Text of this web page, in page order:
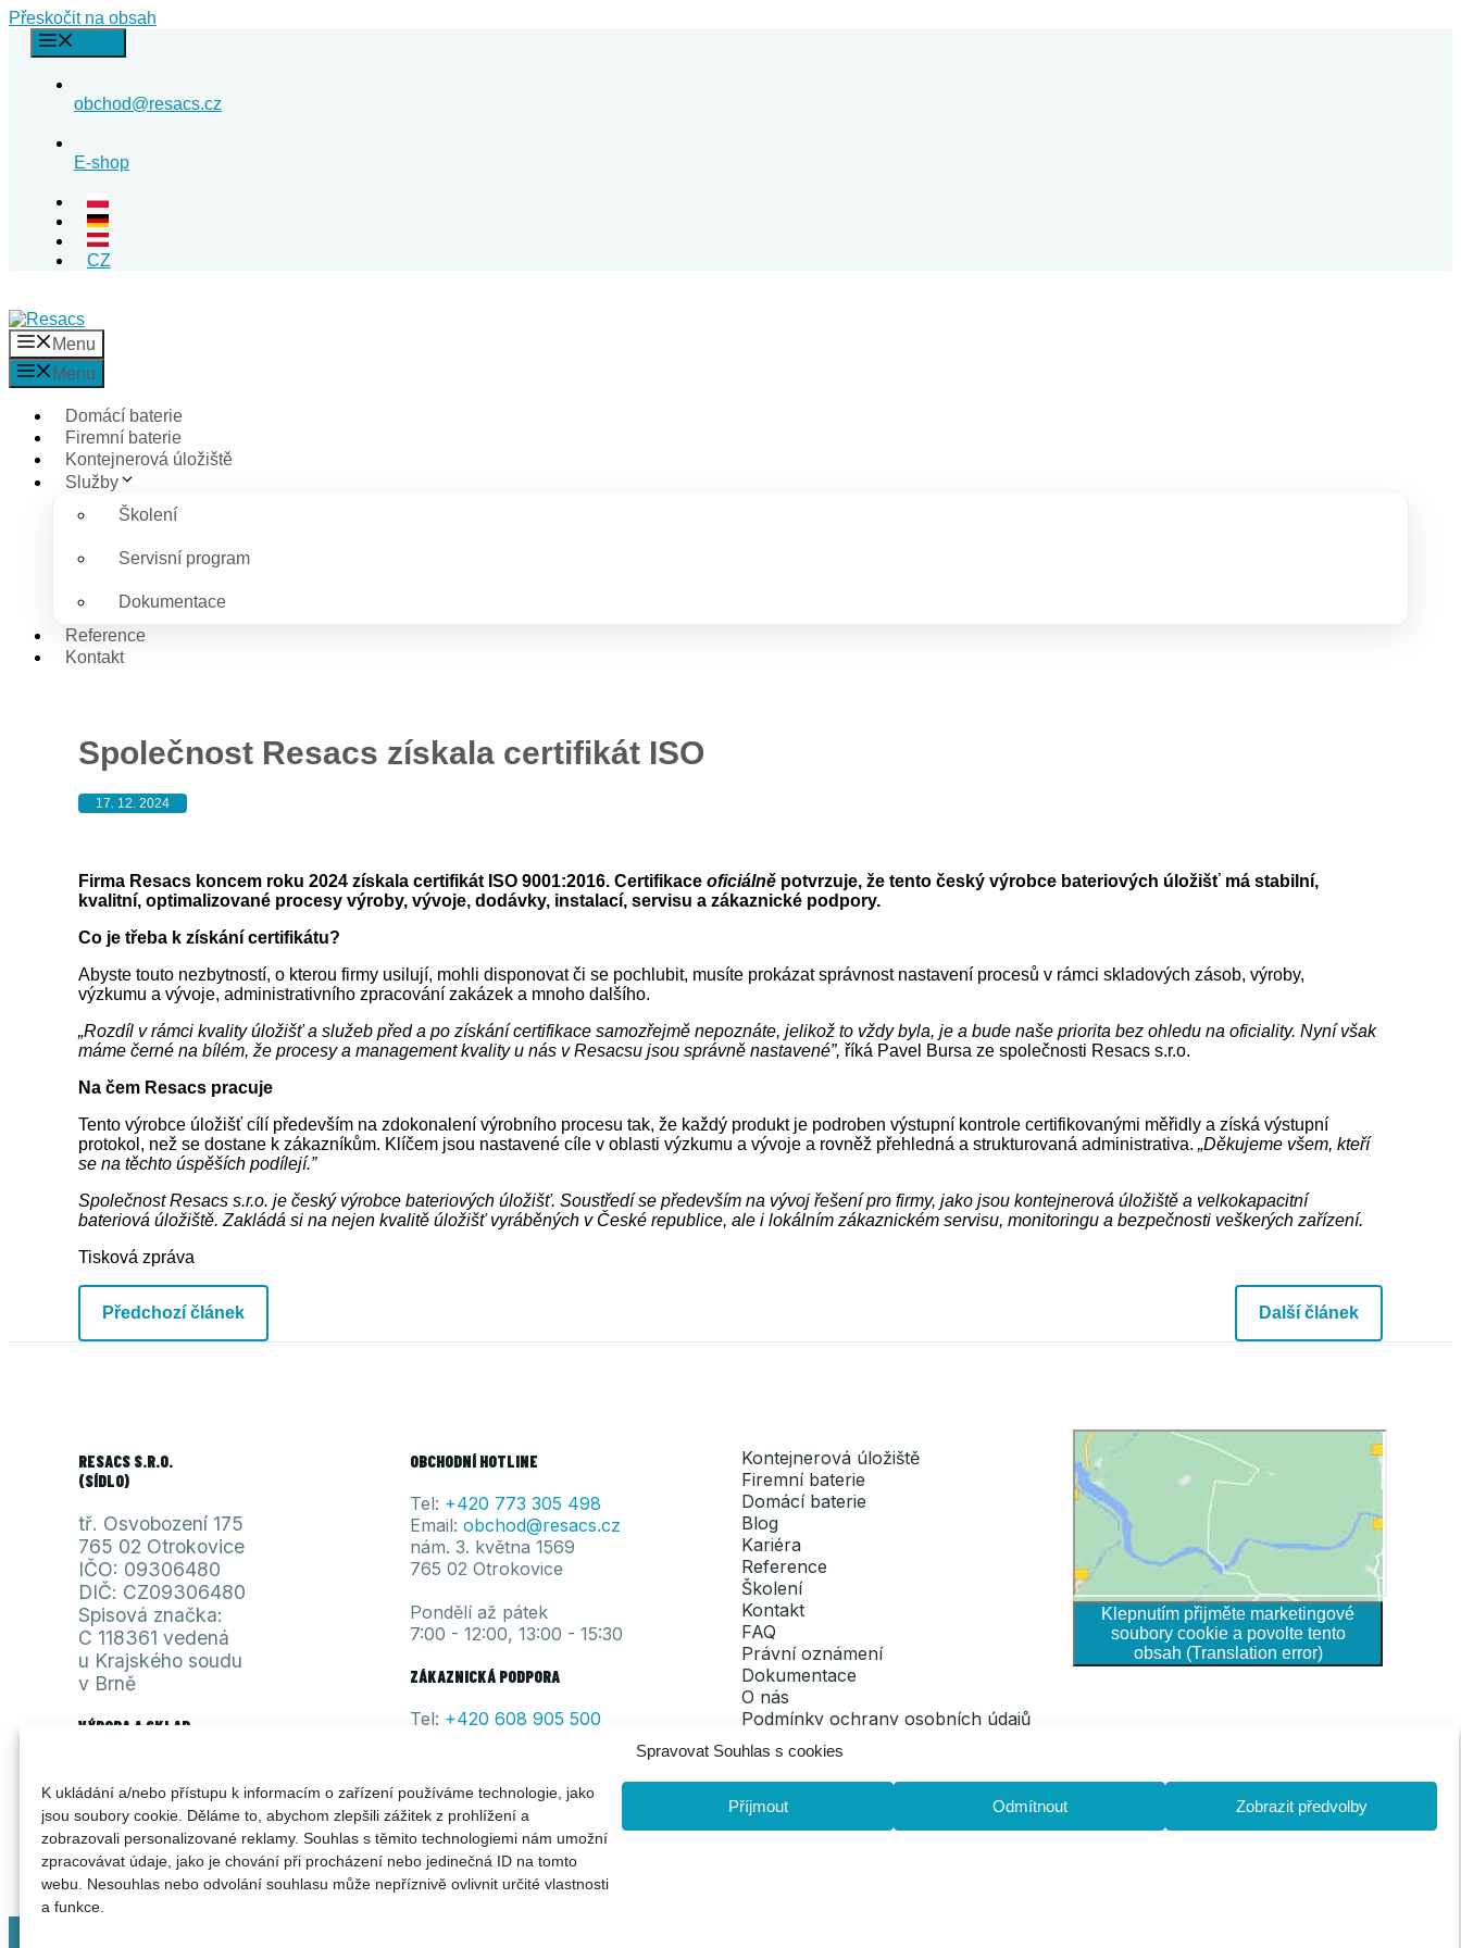
Spravovat Souhlas s cookies
K ukládání a/nebo přístupu k informacím o zařízení používáme technologie, jako
jsou soubory cookie. Děláme to, abychom zlepšili zážitek z prohlížení a
zobrazovali personalizované reklamy. Souhlas s těmito technologiemi nám umožní
zpracovávat údaje, jako je chování při procházení nebo jedinečná ID na tomto
webu. Nesouhlas nebo odvolání souhlasu může nepříznivě ovlivnit určité vlastnosti
a funkce.
Příjmout Odmítnout Zobrazit předvolby
Přeskočit na obsah
obchod@resacs.cz
E-shop
CZ
Menu
Menu
Domácí baterie
Firemní baterie
Kontejnerová úložiště
Služby
Školení
Servisní program
Dokumentace
Reference
Kontakt
Společnost Resacs získala certifikát ISO
17. 12. 2024
Firma Resacs koncem roku 2024 získala certifikát ISO 9001:2016. Certifikace oficiálně potvrzuje, že tento český výrobce bateriových úložišť má stabilní,
kvalitní, optimalizované procesy výroby, vývoje, dodávky, instalací, servisu a zákaznické podpory.
Co je třeba k získání certifikátu?
Abyste touto nezbytností, o kterou firmy usilují, mohli disponovat či se pochlubit, musíte prokázat správnost nastavení procesů v rámci skladových zásob, výroby,
výzkumu a vývoje, administrativního zpracování zakázek a mnoho dalšího.
„Rozdíl v rámci kvality úložišť a služeb před a po získání certifikace samozřejmě nepoznáte, jelikož to vždy byla, je a bude naše priorita bez ohledu na oficiality. Nyní však
máme černé na bílém, že procesy a management kvality u nás v Resacsu jsou správně nastavené”, říká Pavel Bursa ze společnosti Resacs s.r.o.
Na čem Resacs pracuje
Tento výrobce úložišť cílí především na zdokonalení výrobního procesu tak, že každý produkt je podroben výstupní kontrole certifikovanými měřidly a získá výstupní
protokol, než se dostane k zákazníkům. Klíčem jsou nastavené cíle v oblasti výzkumu a vývoje a rovněž přehledná a strukturovaná administrativa. „Děkujeme všem, kteří
se na těchto úspěších podílejí.”
Společnost Resacs s.r.o. je český výrobce bateriových úložišť. Soustředí se především na vývoj řešení pro firmy, jako jsou kontejnerová úložiště a velkokapacitní
bateriová úložiště. Zakládá si na nejen kvalitě úložišť vyráběných v České republice, ale i lokálním zákaznickém servisu, monitoringu a bezpečnosti veškerých zařízení.
Tisková zpráva
Předchozí článek Další článek
RESACS S.R.O.
(SÍDLO)
tř. Osvobození 175
765 02 Otrokovice
IČO: 09306480
DIČ: CZ09306480
Spisová značka:
C 118361 vedená
u Krajského soudu
v Brně
VÝROBA A SKLAD
765 02 Otrokovice
OBCHODNÍ HOTLINE
Tel: +420 773 305 498
Email: obchod@resacs.cz
nám. 3. května 1569
765 02 Otrokovice
Pondělí až pátek
7:00 - 12:00, 13:00 - 15:30
ZÁKAZNICKÁ PODPORA
Tel: +420 608 905 500
Pondělí až pátek
7:00 - 12:00, 13:00 - 15:30
Kontejnerová úložiště
Firemní baterie
Domácí baterie
Blog
Kariéra
Reference
Školení
Kontakt
FAQ
Právní oznámení
Dokumentace
O nás
Podmínky ochrany osobních údajů
LinkedIn
Klepnutím přijměte marketingové
soubory cookie a povolte tento
obsah (Translation error)